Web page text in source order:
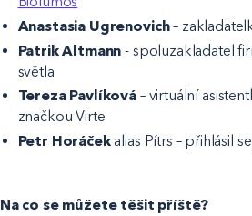
Anastasia Ugrenovich–
Patrik Altmann - spoluzakladatel
světla
Tereza Pavlíková – virtuální
značkou Virte
Petr Horáčekalias Pítrs – přihlásil
Na co se můžete těšit příště?